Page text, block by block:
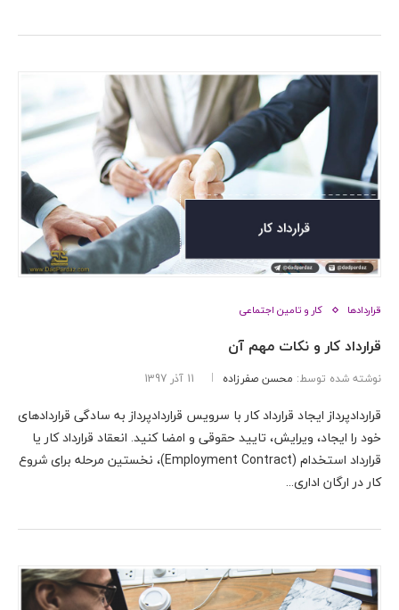
قراردادها کار و تامین اجتماعی
قرارداد کار و نکات مهم آن
نوشته شده توسط: محسن صفرزاده 11 آذر 1397
قراردادپرداز ایجاد قرارداد کار با سرویس قراردادپرداز به سادگی قراردادهای
خود را ایجاد، ویرایش، تایید حقوقی و امضا کنید. انعقاد قرارداد کار یا
قرارداد استخدام (Employment Contract)، نخستین مرحله برای شروع
کار در ارگان اداری...